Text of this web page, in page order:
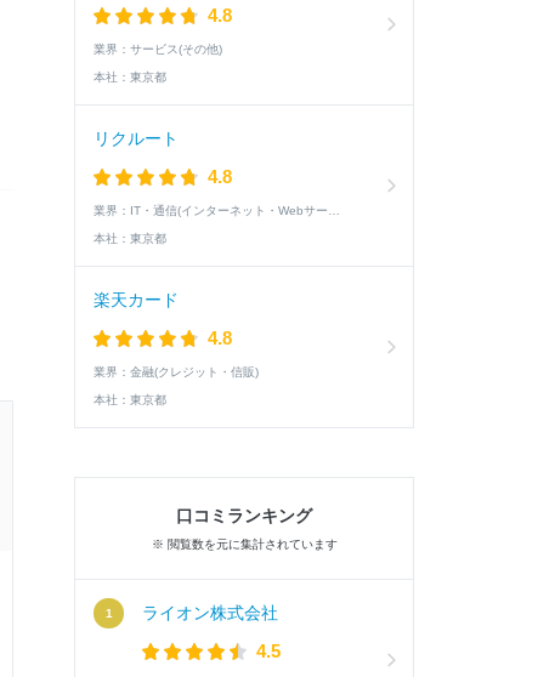
面接官/学生
雰囲気
4.8
業界： サービス(その他)
本社： 東京都
リクルート
4.8
業界：
本社： 東京都
楽天カード
4.8
業界： 金融(クレジット・信販)
本社： 東京都
口コミランキング
※ 閲覧数を元に集計されています
ライオン株式会社
4.5